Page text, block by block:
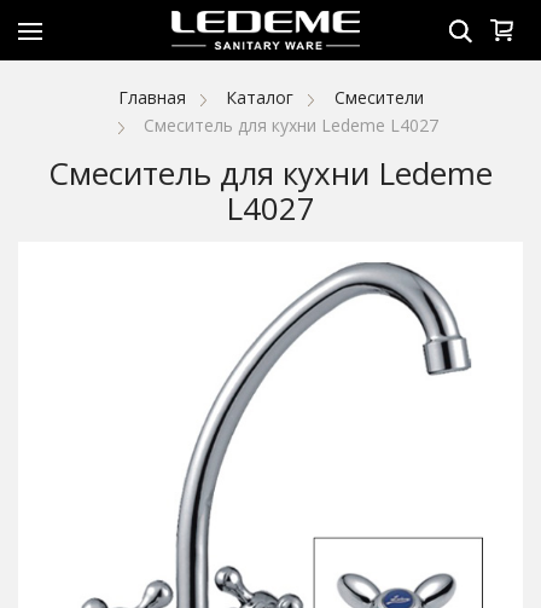
Главная Каталог
Смесители
Смеситель для кухни Ledeme L4027
Смеситель для кухни Ledeme
L4027